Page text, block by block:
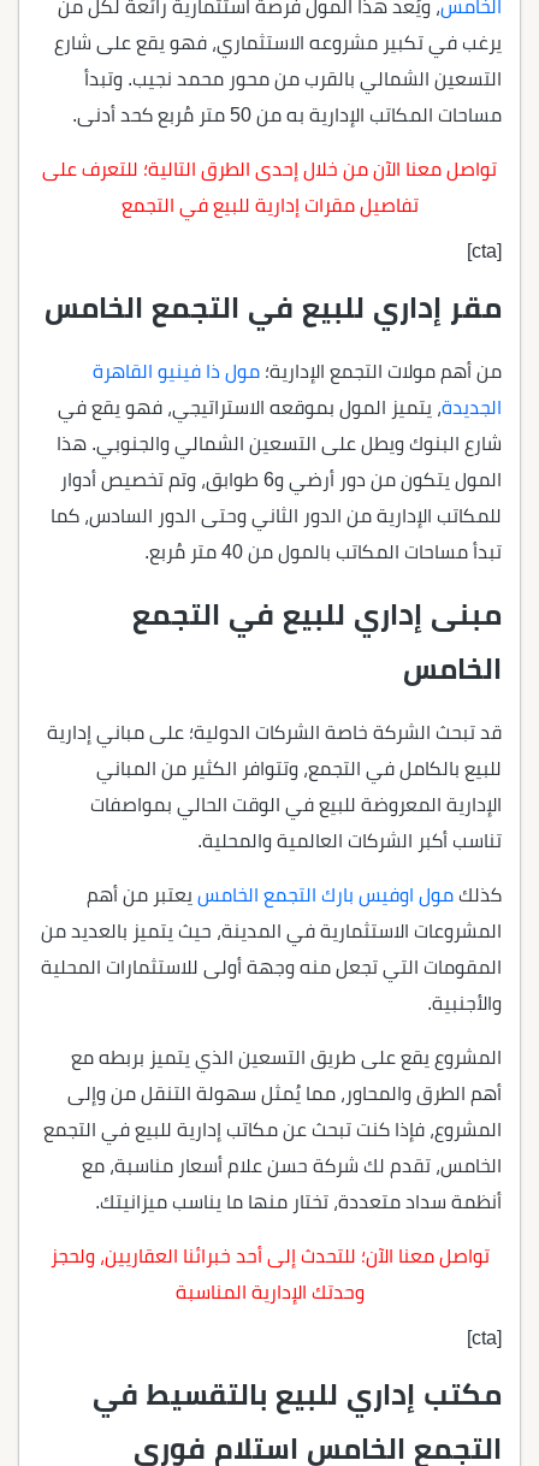
الخامس، ويُعد هذا المول فرصة استثمارية رائعة لكل من
يرغب في تكبير مشروعه الاستثماري، فهو يقع على شارع
التسعين الشمالي بالقرب من محور محمد نجيب. وتبدأ
مساحات المكاتب الإدارية به من 50 متر مُربع كحد أدنى.
تواصل معنا الآن من خلال إحدى الطرق التالية؛ للتعرف على
تفاصيل مقرات إدارية للبيع في التجمع
[cta]
مقر إداري للبيع في التجمع الخامس
من أهم مولات التجمع الإدارية؛ مول ذا فينيو القاهرة
الجديدة، يتميز المول بموقعه الاستراتيجي، فهو يقع في
شارع البنوك ويطل على التسعين الشمالي والجنوبي. هذا
المول يتكون من دور أرضي و6 طوابق، وتم تخصيص أدوار
للمكاتب الإدارية من الدور الثاني وحتى الدور السادس، كما
تبدأ مساحات المكاتب بالمول من 40 متر مُربع.
مبنى إداري للبيع في التجمع
الخامس
قد تبحث الشركة خاصة الشركات الدولية؛ على مباني إدارية
للبيع بالكامل في التجمع، وتتوافر الكثير من المباني
الإدارية المعروضة للبيع في الوقت الحالي بمواصفات
تناسب أكبر الشركات العالمية والمحلية.
كذلك مول اوفيس بارك التجمع الخامس يعتبر من أهم
المشروعات الاستثمارية في المدينة، حيث يتميز بالعديد من
المقومات التي تجعل منه وجهة أولى للاستثمارات المحلية
والأجنبية.
المشروع يقع على طريق التسعين الذي يتميز بربطه مع
أهم الطرق والمحاور، مما يُمثل سهولة التنقل من وإلى
المشروع، فإذا كنت تبحث عن مكاتب إدارية للبيع في التجمع
الخامس، تقدم لك شركة حسن علام أسعار مناسبة، مع
أنظمة سداد متعددة، تختار منها ما يناسب ميزانيتك.
تواصل معنا الآن؛ للتحدث إلى أحد خبرائنا العقاريين، ولحجز
وحدتك الإدارية المناسبة
[cta]
مكتب إداري للبيع بالتقسيط في
التجمع الخامس استلام فوري